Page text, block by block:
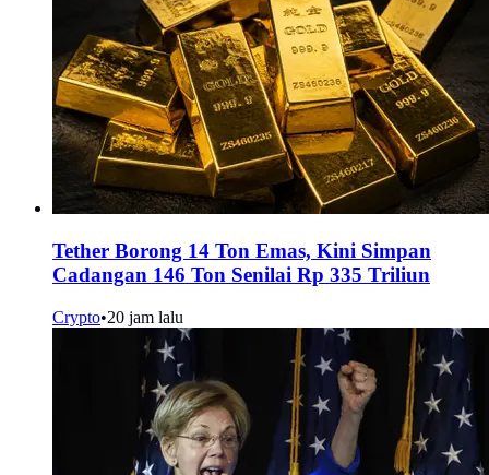
Tether Borong 14 Ton Emas, Kini Simpan
Cadangan 146 Ton Senilai Rp 335 Triliun
Crypto•20 jam lalu